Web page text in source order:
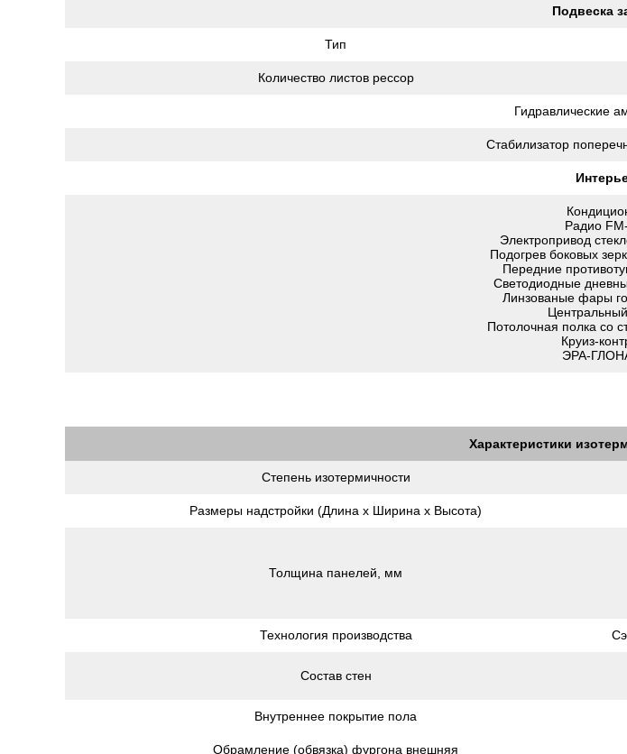
Подвеска
Тип
Количество листов рессор
Гидравлические
Стабилизатор
Радио
Электропривод
Подогрев боковых
Передние
Светодиодные
Линзованые фары
Потолочная полка со
Круиз-
ЭРА-
Характеристики
Степень изотермичности
Размеры надстройки (Длина х Ширина х Высота)
Толщина панелей, мм
Технология производства
Состав стен
Внутреннее покрытие пола
Обрамление (обвязка) фургона внешняя